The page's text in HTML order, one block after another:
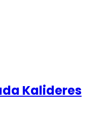
Kalideres